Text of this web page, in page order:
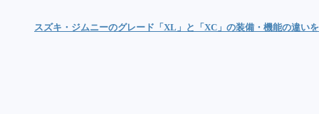
スズキ・ジムニーのグレード「XL」と「XC」の装備・機能の違い